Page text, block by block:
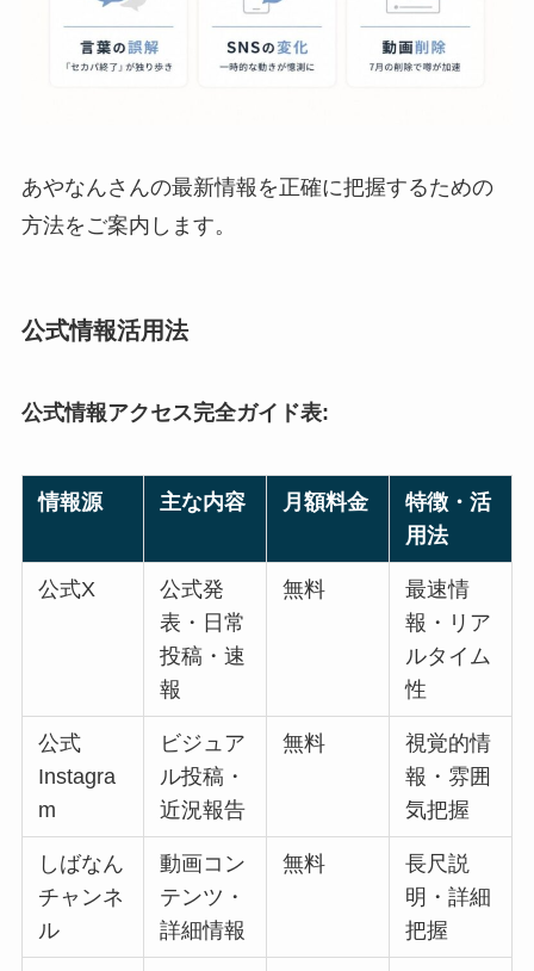
あやなんさんの最新情報を正確に把握するための
方法をご案内します。
公式情報活用法
公式情報アクセス完全ガイド表:
情報源 主な内容 月額料金
特徴・活
用法
公式X
公式発
表・日常
投稿・速
報
無料
最速情
報・リア
ルタイム
性
公式
Instagra
m
ビジュア
ル投稿・
近況報告
無料
視覚的情
報・雰囲
気把握
しばなん
チャンネ
ル
動画コン
テンツ・
詳細情報
無料
長尺説
明・詳細
把握